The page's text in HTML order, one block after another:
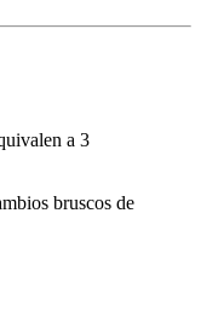
a 3
bruscos de